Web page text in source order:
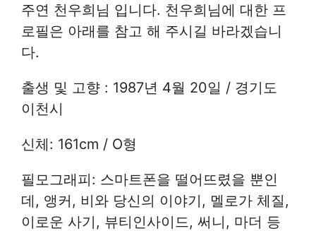
주연 천우희님 입니다. 천우희님에 대한 프
로필은 아래를 참고 해 주시길 바라겠습니
다.
출생 및 고향 : 1987년 4월 20일 / 경기도
이천시
신체: 161cm / O형
필모그래피: 스마트폰을 떨어뜨렸을 뿐인
데, 앵커, 비와 당신의 이야기, 멜로가 체질,
이로운 사기, 뷰티인사이드, 써니, 마더 등